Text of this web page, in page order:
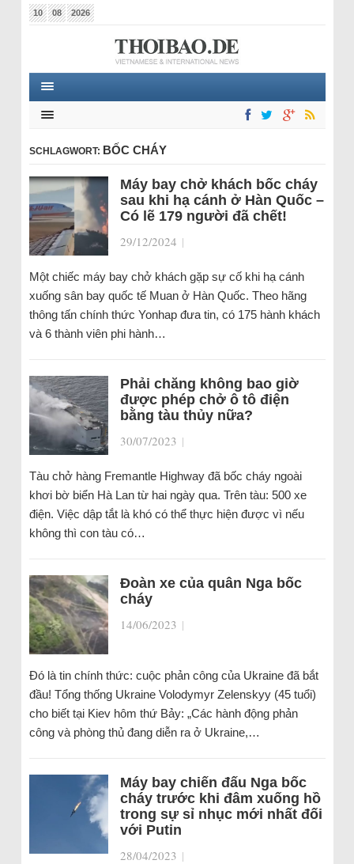
10 08 2026
SCHLAGWORT: BỐC CHÁY
Máy bay chở khách bốc cháy
sau khi hạ cánh ở Hàn Quốc –
Có lẽ 179 người đã chết!
29/12/2024 |
Một chiếc máy bay chở khách gặp sự cố khi hạ cánh
xuống sân bay quốc tế Muan ở Hàn Quốc. Theo hãng
thông tấn chính thức Yonhap đưa tin, có 175 hành khách
và 6 thành viên phi hành…
Phải chăng không bao giờ
được phép chở ô tô điện
bằng tàu thủy nữa?
30/07/2023 |
Tàu chở hàng Fremantle Highway đã bốc cháy ngoài
khơi bờ biển Hà Lan từ hai ngày qua. Trên tàu: 500 xe
điện. Việc dập tắt là khó có thể thực hiện được vì nếu
không thì con tàu có…
Đoàn xe của quân Nga bốc
cháy
14/06/2023 |
Đó là tin chính thức: cuộc phản công của Ukraine đã bắt
đầu! Tổng thống Ukraine Volodymyr Zelenskyy (45 tuổi)
cho biết tại Kiev hôm thứ Bảy: „Các hành động phản
công và phòng thủ đang diễn ra ở Ukraine,…
Máy bay chiến đấu Nga bốc
cháy trước khi đâm xuống hồ
trong sự sỉ nhục mới nhất đối
với Putin
28/04/2023 |